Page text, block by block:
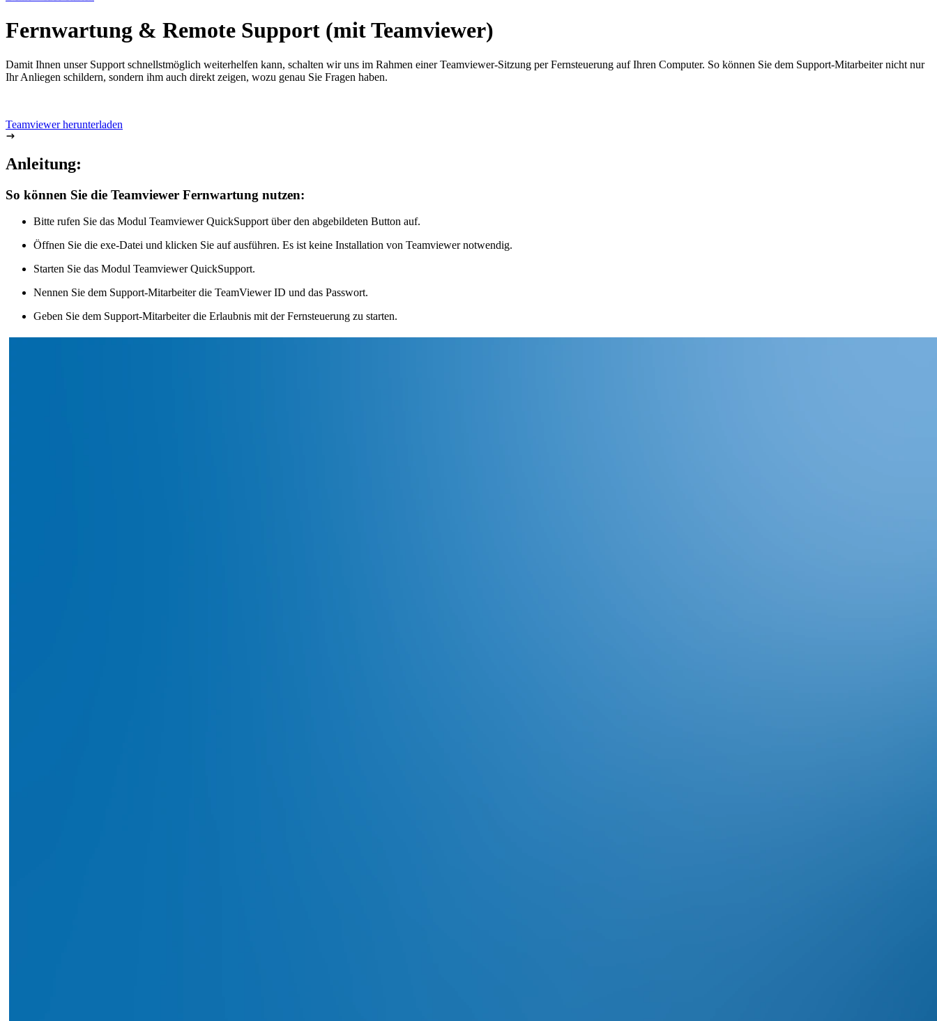
Fernwartung & Remote Support (mit Teamviewer)
Damit Ihnen unser Support schnellstmöglich weiterhelfen kann, schalten wir uns im Rahmen einer Teamviewer-Sitzung per Fernsteuerung auf Ihren Computer. So können Sie dem Support-Mitarbeiter nicht nur
Ihr Anliegen schildern, sondern ihm auch direkt zeigen, wozu genau Sie Fragen haben.
Teamviewer herunterladen
Anleitung:
So können Sie die Teamviewer Fernwartung nutzen:
Bitte rufen Sie das Modul Teamviewer QuickSupport über den abgebildeten Button auf.
Öffnen Sie die exe-Datei und klicken Sie auf ausführen. Es ist keine Installation von Teamviewer notwendig.
Starten Sie das Modul Teamviewer QuickSupport.
Nennen Sie dem Support-Mitarbeiter die TeamViewer ID und das Passwort.
Geben Sie dem Support-Mitarbeiter die Erlaubnis mit der Fernsteuerung zu starten.